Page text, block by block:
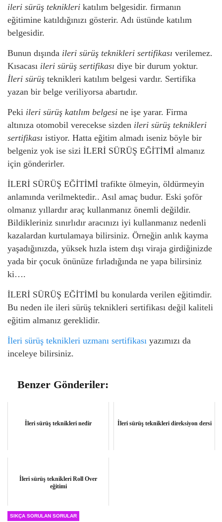
ileri sürüş teknikleri katılım belgesidir. firmanın
eğitimine katıldığınızı gösterir. Adı üstünde katılım
belgesidir.
Bunun dışında ileri sürüş teknikleri sertifikası verilemez.
Kısacası ileri sürüş sertifikası diye bir durum yoktur.
İleri sürüş teknikleri katılım belgesi vardır. Sertifika
yazan bir belge veriliyorsa abartıdır.
Peki ileri sürüş katılım belgesi ne işe yarar. Firma
altınıza otomobil verecekse sizden ileri sürüş teknikleri
sertifikası istiyor. Hatta eğitim almadı iseniz böyle bir
belgeniz yok ise sizi İLERİ SÜRÜŞ EĞİTİMİ almanız
için gönderirler.
İLERİ SÜRÜŞ EĞİTİMİ trafikte ölmeyin, öldürmeyin
anlamında verilmektedir.. Asıl amaç budur. Eski şoför
olmanız yıllardır araç kullanmanız önemli değildir.
Bildikleriniz sınırlıdır aracınızı iyi kullanmanız nedenli
kazalardan kurtulamaya bilirsiniz. Örneğin anlık kayma
yaşadığınızda, yüksek hızla istem dışı viraja girdiğinizde
yada bir çocuk önünüze fırladığında ne yapa bilirsiniz
ki….
İLERİ SÜRÜŞ EĞİTİMİ bu konularda verilen eğitimdir.
Bu neden ile ileri sürüş teknikleri sertifikası değil kaliteli
eğitim almanız gereklidir.
İleri sürüş teknikleri uzmanı sertifikası yazımızı da
inceleye bilirsiniz.
Benzer Gönderiler:
İleri sürüş teknikleri nedir İleri sürüş teknikleri direksiyon dersi
İleri sürüş teknikleri Roll Over
eğitimi
SIKÇA SORULAN SORULAR